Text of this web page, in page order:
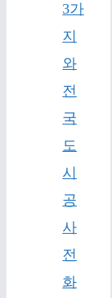
3가
지
와
전
국
도
시
공
사
전
화